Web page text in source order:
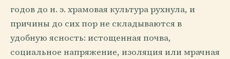
годов до н. э. храмовая культура рухнула, и
причины до сих пор не складываются в
удобную ясность: истощенная почва,
социальное напряжение, изоляция или мрачная